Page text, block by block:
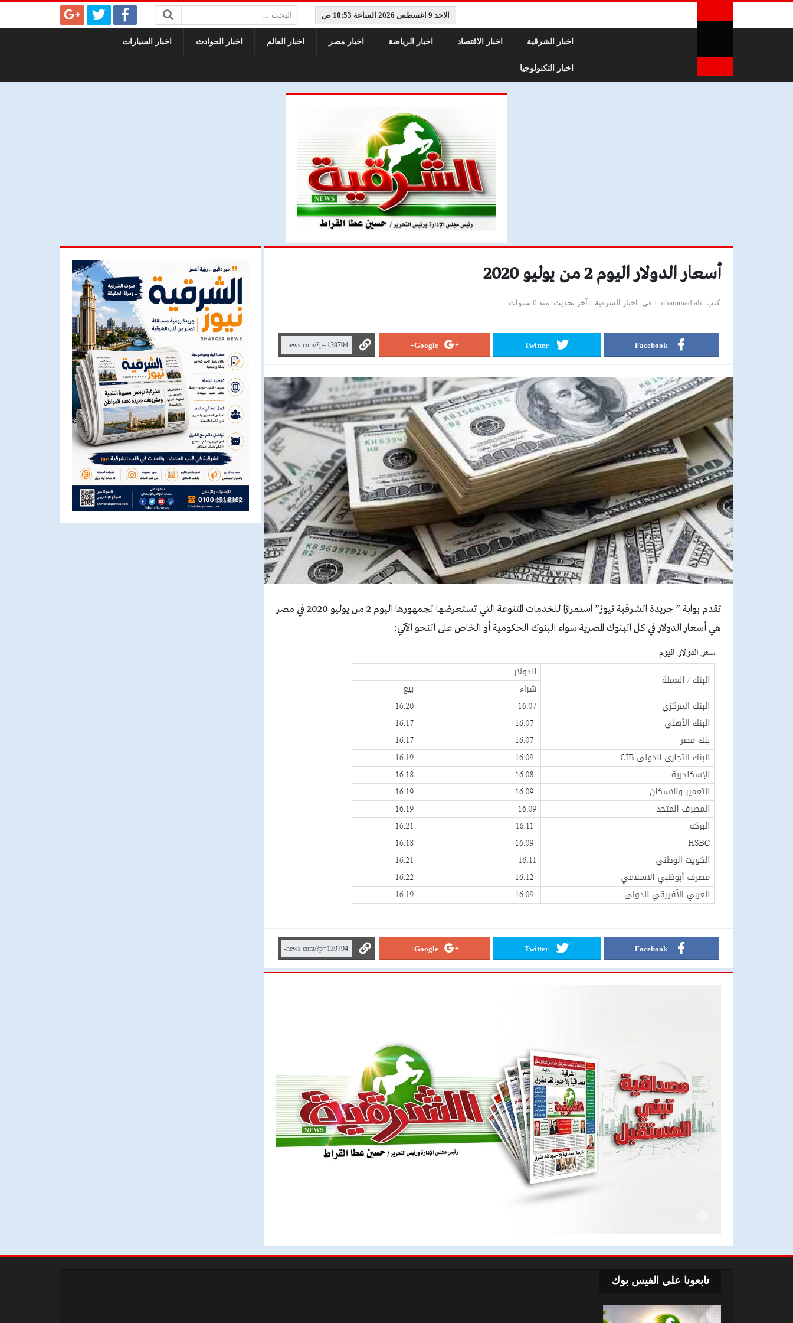
الاحد 9 اغسطس 2026 الساعة 10:53 ص البحث:
اخبار الشرقية اخبار الاقتصاد اخبار الرياضة اخبار مصر اخبار العالم اخبار الحوادث اخبار السيارات
اخبار التكنولوجيا
أسعار الدولار اليوم 2 من يوليو 2020
كتب mhammad ali في اخبار الشرقية آخر تحديث منذ 6 سنوات
Facebook
Twitter
Google+
تقدم بوابة ” جريدة الشرقية نيوز” استمرارًا للخدمات المتنوعة التي تستعرضها لجمهورها اليوم 2 من يوليو 2020 في مصر
هي أسعار الدولار في كل البنوك المصرية سواء البنوك الحكومية أو الخاص على النحو الآتي:
Facebook
Twitter
Google+
تابعونا علي الفيس بوك